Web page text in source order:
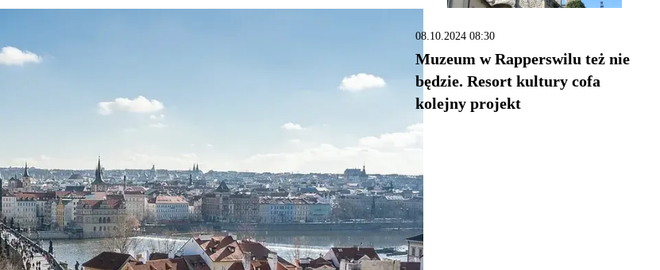
08.10.2024 08:30
Muzeum w Rapperswilu też nie
będzie. Resort kultury cofa
kolejny projekt